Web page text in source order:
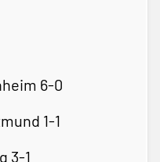
6-0
1-1
3-1